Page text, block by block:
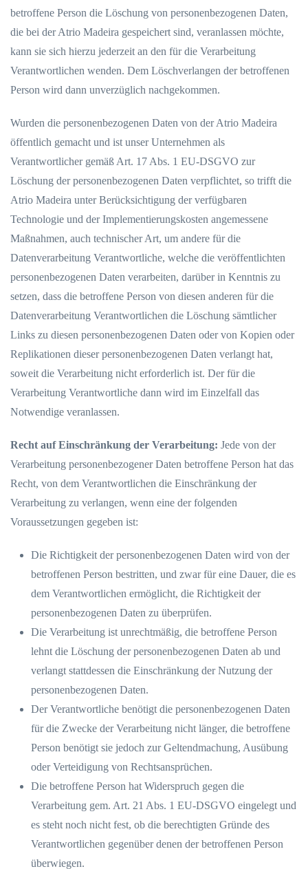
betroffene Person die Löschung von personenbezogenen Daten,
die bei der Atrio Madeira gespeichert sind, veranlassen möchte,
kann sie sich hierzu jederzeit an den für die Verarbeitung
Verantwortlichen wenden. Dem Löschverlangen der betroffenen
Person wird dann unverzüglich nachgekommen.
Wurden die personenbezogenen Daten von der Atrio Madeira
öffentlich gemacht und ist unser Unternehmen als
Verantwortlicher gemäß Art. 17 Abs. 1 EU-DSGVO zur
Löschung der personenbezogenen Daten verpflichtet, so trifft die
Atrio Madeira unter Berücksichtigung der verfügbaren
Technologie und der Implementierungskosten angemessene
Maßnahmen, auch technischer Art, um andere für die
Datenverarbeitung Verantwortliche, welche die veröffentlichten
personenbezogenen Daten verarbeiten, darüber in Kenntnis zu
setzen, dass die betroffene Person von diesen anderen für die
Datenverarbeitung Verantwortlichen die Löschung sämtlicher
Links zu diesen personenbezogenen Daten oder von Kopien oder
Replikationen dieser personenbezogenen Daten verlangt hat,
soweit die Verarbeitung nicht erforderlich ist. Der für die
Verarbeitung Verantwortliche dann wird im Einzelfall das
Notwendige veranlassen.
Recht auf Einschränkung der Verarbeitung: Jede von der
Verarbeitung personenbezogener Daten betroffene Person hat das
Recht, von dem Verantwortlichen die Einschränkung der
Verarbeitung zu verlangen, wenn eine der folgenden
Voraussetzungen gegeben ist:
Die Richtigkeit der personenbezogenen Daten wird von der
betroffenen Person bestritten, und zwar für eine Dauer, die es
dem Verantwortlichen ermöglicht, die Richtigkeit der
personenbezogenen Daten zu überprüfen.
Die Verarbeitung ist unrechtmäßig, die betroffene Person
lehnt die Löschung der personenbezogenen Daten ab und
verlangt stattdessen die Einschränkung der Nutzung der
personenbezogenen Daten.
Der Verantwortliche benötigt die personenbezogenen Daten
für die Zwecke der Verarbeitung nicht länger, die betroffene
Person benötigt sie jedoch zur Geltendmachung, Ausübung
oder Verteidigung von Rechtsansprüchen.
Die betroffene Person hat Widerspruch gegen die
Verarbeitung gem. Art. 21 Abs. 1 EU-DSGVO eingelegt und
es steht noch nicht fest, ob die berechtigten Gründe des
Verantwortlichen gegenüber denen der betroffenen Person
überwiegen.